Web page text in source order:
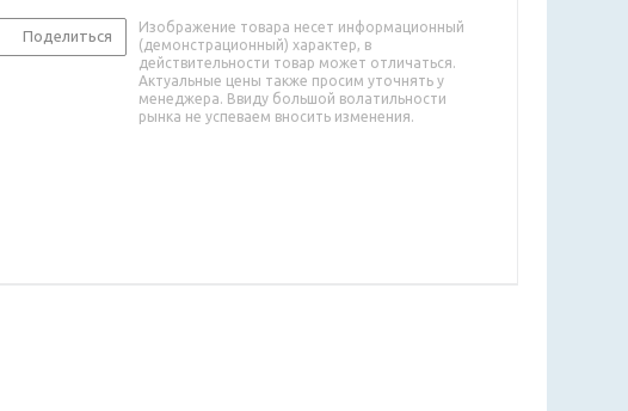
Поделиться
Изображение товара несет информационный
(демонстрационный) характер, в
действительности товар может отличаться.
Актуальные цены также просим уточнять у
менеджера. Ввиду большой волатильности
рынка не успеваем вносить изменения.